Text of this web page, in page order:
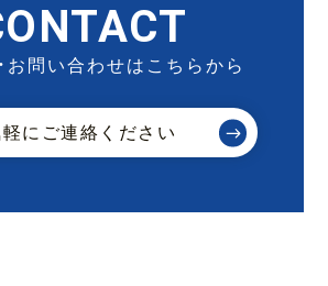
お問い合わせはこちらから
にご連絡ください